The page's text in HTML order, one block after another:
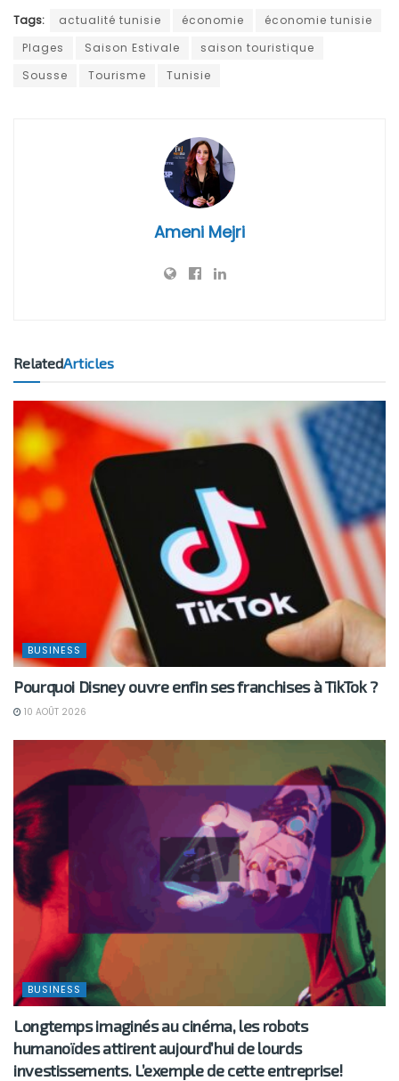
Tags: actualité tunisie économie
économie tunisie
Plages
Saison Estivale
saison touristique
Sousse
Tourisme Tunisie
Ameni Mejri
RelatedArticles
BUSINESS
Pourquoi Disney ouvre enfin ses franchises à TikTok ?
10 AOÛT 2026
BUSINESS
Longtemps imaginés au cinéma, les robots
humanoïdes attirent aujourd’hui de lourds
investissements. L’exemple de cette entreprise!